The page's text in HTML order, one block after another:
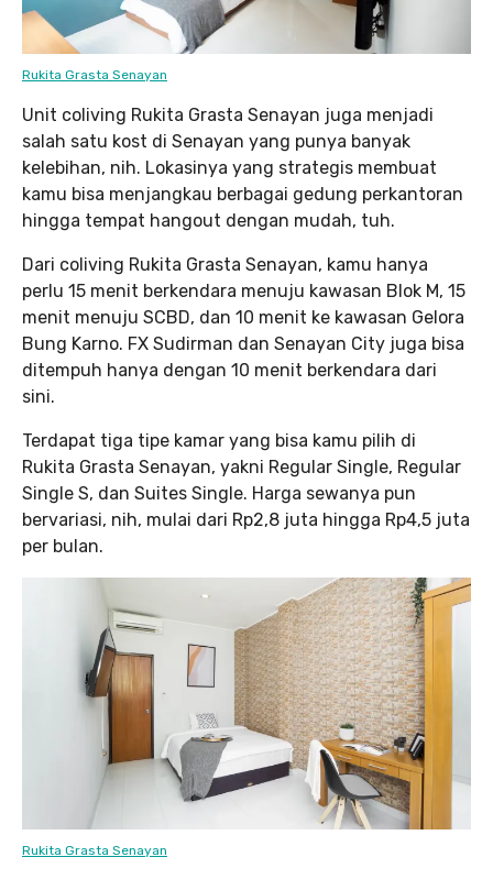
Rukita Grasta Senayan
Unit coliving Rukita Grasta Senayan juga menjadi
salah satu kost di Senayan yang punya banyak
kelebihan, nih. Lokasinya yang strategis membuat
kamu bisa menjangkau berbagai gedung perkantoran
hingga tempat hangout dengan mudah, tuh.
Dari coliving Rukita Grasta Senayan, kamu hanya
perlu 15 menit berkendara menuju kawasan Blok M, 15
menit menuju SCBD, dan 10 menit ke kawasan Gelora
Bung Karno. FX Sudirman dan Senayan City juga bisa
ditempuh hanya dengan 10 menit berkendara dari
sini.
Terdapat tiga tipe kamar yang bisa kamu pilih di
Rukita Grasta Senayan, yakni Regular Single, Regular
Single S, dan Suites Single. Harga sewanya pun
bervariasi, nih, mulai dari Rp2,8 juta hingga Rp4,5 juta
per bulan.
Rukita Grasta Senayan